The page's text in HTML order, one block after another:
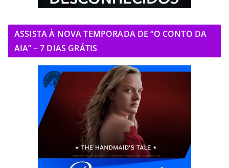
ASSISTA À NOVA TEMPORADA DE “O CONTO DA
AIA” – 7 DIAS GRÁTIS